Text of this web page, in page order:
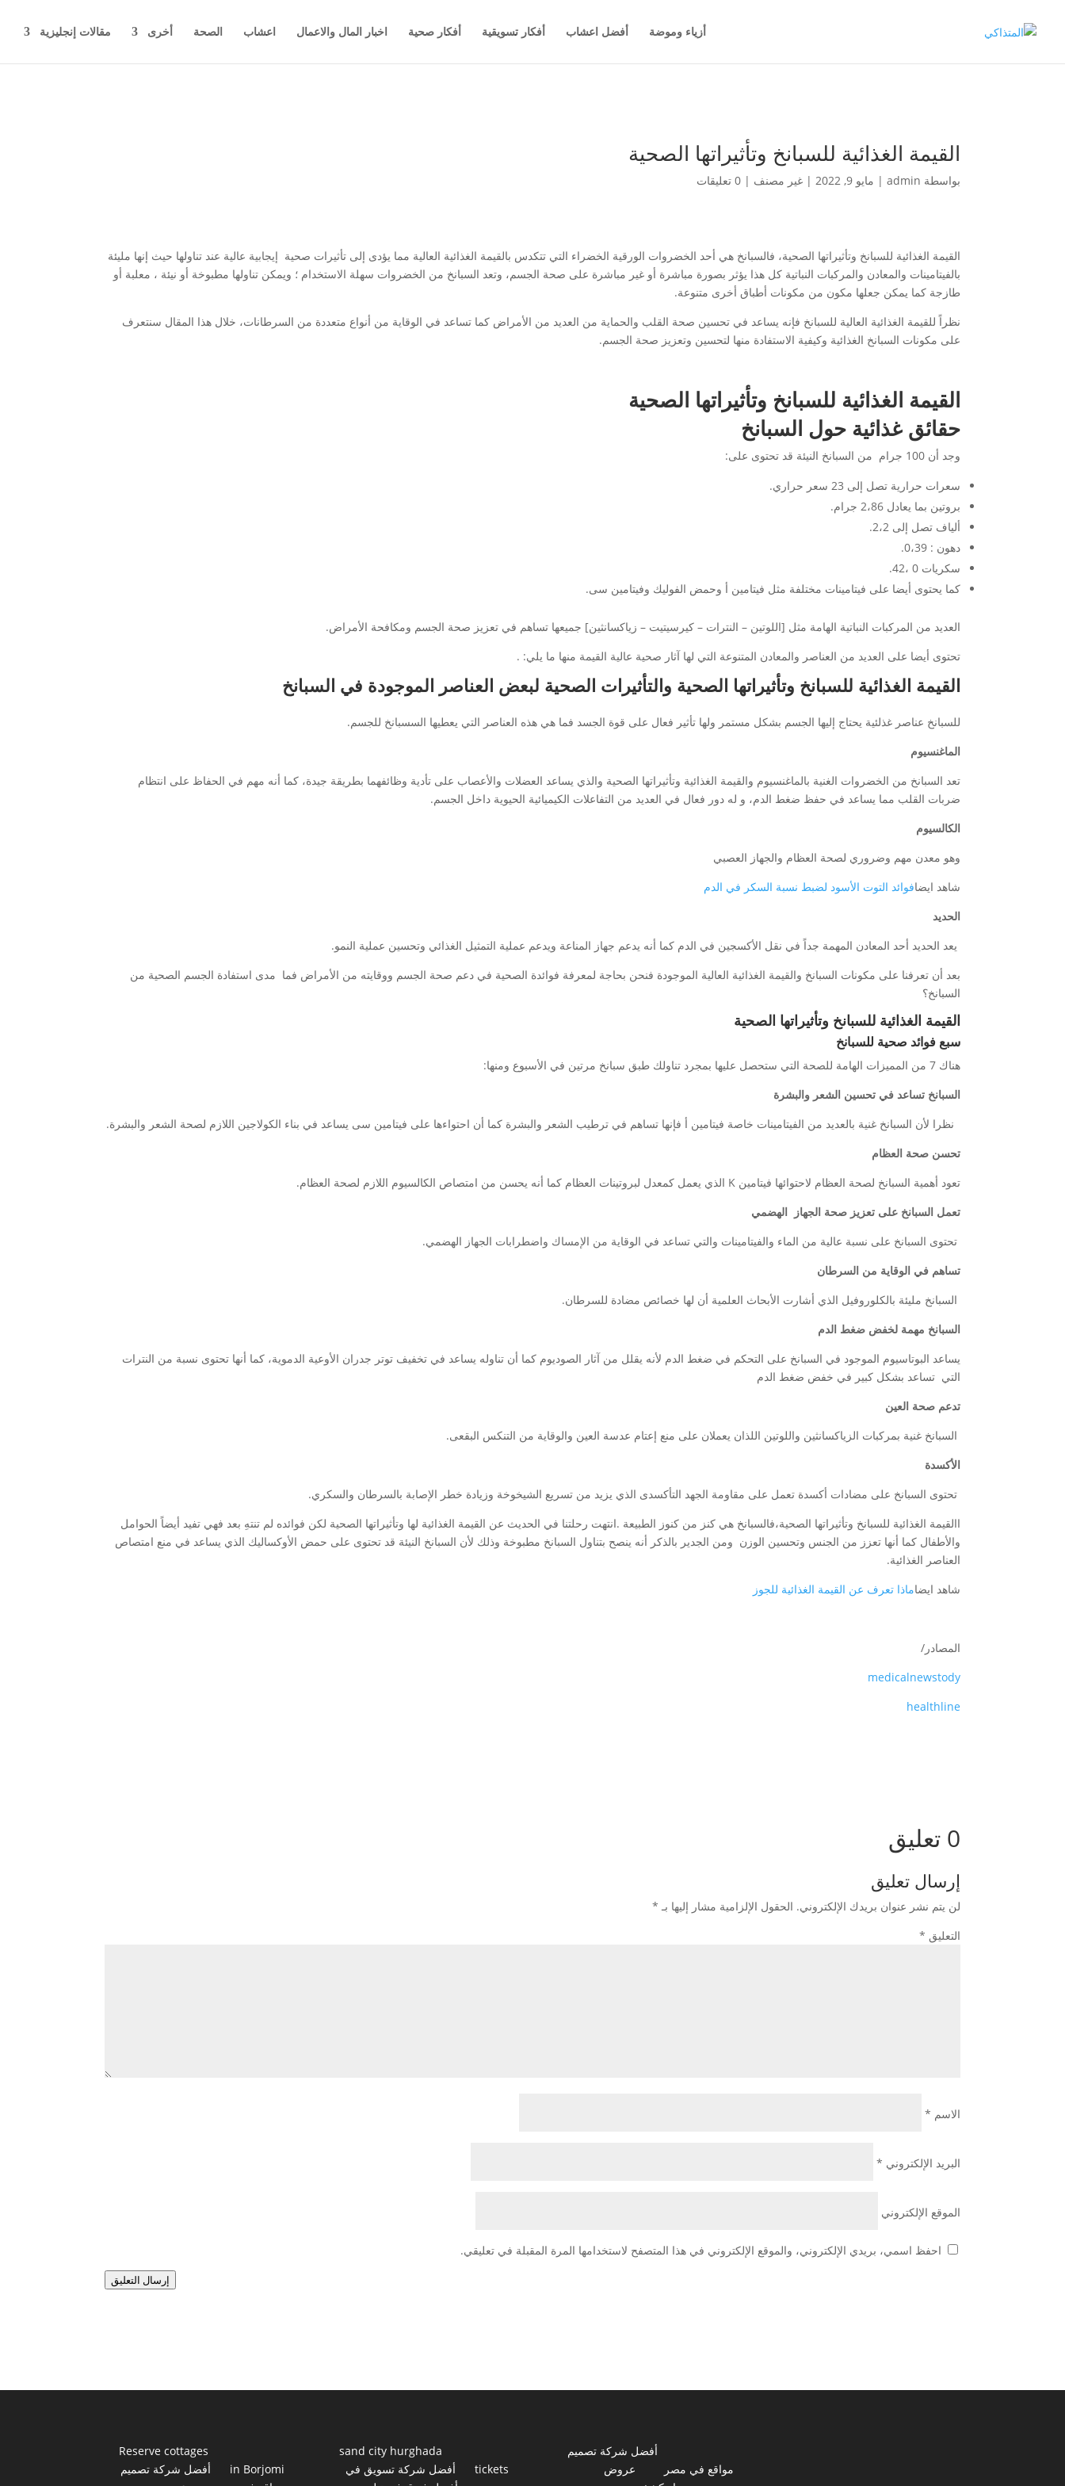
أزياء وموضة أفضل اعشاب أفكار تسويقية أفكار صحية اخبار المال والاعمال اعشاب الصحة أخرى مقالات إنجليزية
القيمة الغذائية للسبانخ وتأثيراتها الصحية
بواسطة admin
| مايو 9, 2022 | غير مصنف | 0 تعليقات
القيمة الغذائية للسبانخ وتأثيراتها الصحية، فالسبانخ هي أحد الخضروات الورقية الخضراء التي تتكدس بالقيمة الغذائية العالية مما يؤدى إلى تأثيرات صحية إيجابية عالية عند تناولها حيث إنها مليئة
بالفيتامينات والمعادن والمركبات النباتية كل هذا يؤثر بصورة مباشرة أو غير مباشرة على صحة الجسم، وتعد السبانخ من الخضروات سهلة الاستخدام ؛ ويمكن تناولها مطبوخة أو نيئة ، معلبة أو
طازجة كما يمكن جعلها مكون من مكونات أطباق أخرى متنوعة.
نظراً للقيمة الغذائية العالية للسبانخ فإنه يساعد في تحسين صحة القلب والحماية من العديد من الأمراض كما تساعد في الوقاية من أنواع متعددة من السرطانات، خلال هذا المقال سنتعرف
على مكونات السبانخ الغذائية وكيفية الاستفادة منها لتحسين وتعزيز صحة الجسم.
القيمة الغذائية للسبانخ وتأثيراتها الصحية
حقائق غذائية حول السبانخ
وجد أن 100 جرام من السبانخ النيئة قد تحتوى على:
سعرات حرارية تصل إلى 23 سعر حراري.
بروتين بما يعادل 2،86 جرام.
ألياف تصل إلى 2،2.
دهون : 0،39.
سكريات 0 ،42.
كما يحتوى أيضا على فيتامينات مختلفة مثل فيتامين أ وحمض الفوليك وفيتامين سى.
العديد من المركبات النباتية الهامة مثل [اللوتين – النترات – كيرسيتيت – زياكسانثين] جميعها تساهم في تعزيز صحة الجسم ومكافحة الأمراض.
تحتوى أيضا على العديد من العناصر والمعادن المتنوعة التي لها آثار صحية عالية القيمة منها ما يلي: .
القيمة الغذائية للسبانخ وتأثيراتها الصحية والتأثيرات الصحية لبعض العناصر الموجودة في السبانخ
للسبانخ عناصر غذلئية يحتاج إليها الجسم بشكل مستمر ولها تأثير فعال على قوة الجسد فما هي هذه العناصر التي يعطيها السسبانخ للجسم.
الماغنسيوم
تعد السبانخ من الخضروات الغنية بالماغنسيوم والقيمة الغذائية وتأثيراتها الصحية والذي يساعد العضلات والأعصاب على تأدية وظائفهما بطريقة جيدة، كما أنه مهم في الحفاظ على انتظام
ضربات القلب مما يساعد في حفظ ضغط الدم، و له دور فعال في العديد من التفاعلات الكيميائية الحيوية داخل الجسم.
الكالسيوم
وهو معدن مهم وضروري لصحة العظام والجهاز العصبي
شاهد ايضافوائد التوت الأسود لضبط نسبة السكر في الدم
الحديد
يعد الحديد أحد المعادن المهمة جداً في نقل الأكسجين في الدم كما أنه يدعم جهاز المناعة ويدعم عملية التمثيل الغذائي وتحسين عملية النمو.
بعد أن تعرفنا على مكونات السبانخ والقيمة الغذائية العالية الموجودة فنحن بحاجة لمعرفة فوائدة الصحية في دعم صحة الجسم ووقايته من الأمراض فما مدى استفادة الجسم الصحية من
السبانخ؟
القيمة الغذائية للسبانخ وتأثيراتها الصحية
سبع فوائد صحية للسبانخ
هناك 7 من المميزات الهامة للصحة التي ستحصل عليها بمجرد تناولك طبق سبانخ مرتين في الأسبوع ومنها:
السبانخ تساعد في تحسين الشعر والبشرة
نظرا لأن السبانخ غنية بالعديد من الفيتامينات خاصة فيتامين أ فإنها تساهم في ترطيب الشعر والبشرة كما أن احتواءها على فيتامين سى يساعد في بناء الكولاجين اللازم لصحة الشعر والبشرة.
تحسن صحة العظام
تعود أهمية السبانخ لصحة العظام لاحتوائها فيتامين K الذي يعمل كمعدل لبروتينات العظام كما أنه يحسن من امتصاص الكالسيوم اللازم لصحة العظام.
تعمل السبانخ على تعزيز صحة الجهاز الهضمي
تحتوى السبانخ على نسبة عالية من الماء والفيتامينات والتي تساعد في الوقاية من الإمساك واضطرابات الجهاز الهضمي.
تساهم في الوقاية من السرطان
السبانخ مليئة بالكلوروفيل الذي أشارت الأبحاث العلمية أن لها خصائص مضادة للسرطان.
السبانخ مهمة لخفض ضغط الدم
يساعد البوتاسيوم الموجود في السبانخ على التحكم في ضغط الدم لأنه يقلل من آثار الصوديوم كما أن تناوله يساعد في تخفيف توتر جدران الأوعية الدموية، كما أنها تحتوى نسبة من النترات
التي تساعد بشكل كبير في خفض ضغط الدم
تدعم صحة العين
السبانخ غنية بمركبات الزياكسانثين واللوتين اللذان يعملان على منع إعتام عدسة العين والوقاية من التنكس البقعى.
الأكسدة
تحتوى السبانخ على مضادات أكسدة تعمل على مقاومة الجهد التأكسدى الذي يزيد من تسريع الشيخوخة وزيادة خطر الإصابة بالسرطان والسكري.
االقيمة الغذائية للسبانخ وتأثيراتها الصحية،فالسبانخ هي كنز من كنوز الطبيعة .انتهت رحلتنا في الحديث عن القيمة الغذائية لها وتأثيراتها الصحية لكن فوائده لم تنتهِ بعد فهي تفيد أيضاً الحوامل
والأطفال كما أنها تعزز من الجنس وتحسين الوزن ومن الجدير بالذكر أنه ينصح بتناول السبانخ مطبوخة وذلك لأن السبانخ النيئة قد تحتوى على حمض الأوكساليك الذي يساعد في منع امتصاص
العناصر الغذائية.
شاهد ايضاماذا تعرف عن القيمة الغذائية للجوز
المصادر/
medicalnewstody
healthline
0 تعليق
إرسال تعليق
لن يتم نشر عنوان بريدك الإلكتروني. الحقول الإلزامية مشار إليها بـ *
التعليق *
الاسم *
البريد الإلكتروني *
الموقع الإلكتروني
احفظ اسمي، بريدي الإلكتروني، والموقع الإلكتروني في هذا المتصفح لاستخدامها المرة المقبلة في تعليقي.
إرسال التعليق
Reserve cottages
in Borjomi
أفضل شركة تصميم
sand city hurghada
tickets
أفضل شركة تسويق في
أفضل شركة تصميم
مواقع في مصر
عروض